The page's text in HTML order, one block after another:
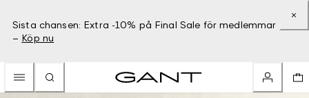
Sista chansen: Extra -10% på Final Sale för medlemmar
– Köp nu